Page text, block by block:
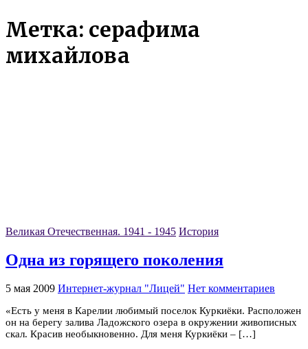
Метка: серафима
михайлова
Великая Отечественная. 1941 - 1945 История
Одна из горящего поколения
5 мая 2009 Интернет-журнал "Лицей" Нет комментариев
«Есть у меня в Карелии любимый поселок Куркиёки. Расположен
он на берегу залива Ладожского озера в окружении живописных
скал. Красив необыкновенно. Для меня Куркиёки – […]